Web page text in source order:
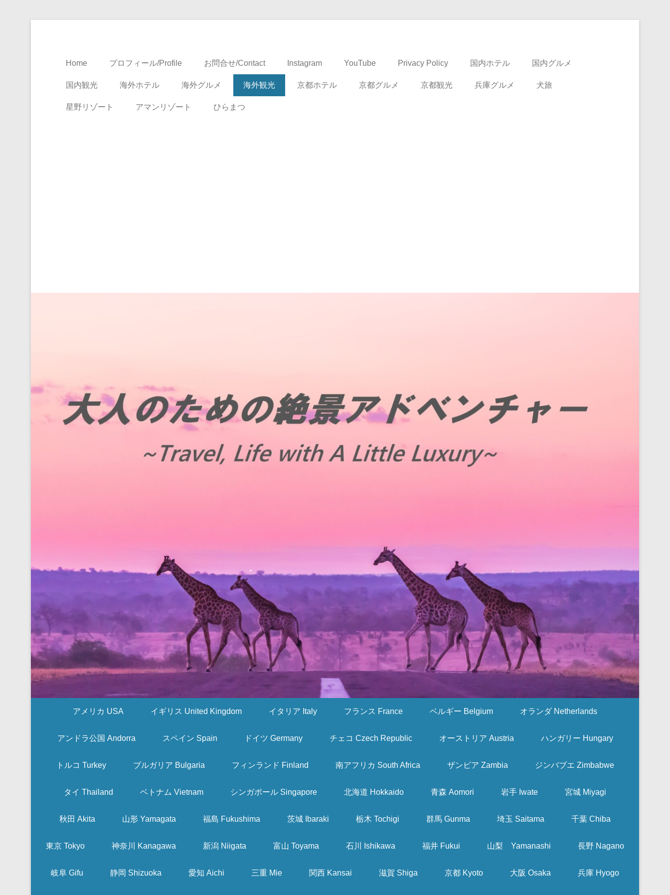
Home プロフィール/Profile お問合せ/Contact Instagram YouTube Privacy Policy 国内ホテル 国内グルメ
国内観光 海外ホテル 海外グルメ 海外観光 京都ホテル 京都グルメ 京都観光 兵庫グルメ 犬旅
星野リゾート アマンリゾート ひらまつ
アメリカ USA イギリス United Kingdom イタリア Italy フランス France ベルギー Belgium オランダ Netherlands
アンドラ公国 Andorra スペイン Spain ドイツ Germany チェコ Czech Republic オーストリア Austria ハンガリー Hungary
トルコ Turkey ブルガリア Bulgaria フィンランド Finland 南アフリカ South Africa ザンビア Zambia ジンバブエ Zimbabwe
タイ Thailand ベトナム Vietnam シンガポール Singapore 北海道 Hokkaido 青森 Aomori 岩手 Iwate 宮城 Miyagi
秋田 Akita 山形 Yamagata 福島 Fukushima 茨城 Ibaraki 栃木 Tochigi 群馬 Gunma 埼玉 Saitama 千葉 Chiba
東京 Tokyo 神奈川 Kanagawa 新潟 Niigata 富山 Toyama 石川 Ishikawa 福井 Fukui 山梨 Yamanashi 長野 Nagano
岐阜 Gifu 静岡 Shizuoka 愛知 Aichi 三重 Mie 関西 Kansai 滋賀 Shiga 京都 Kyoto 大阪 Osaka 兵庫 Hyogo